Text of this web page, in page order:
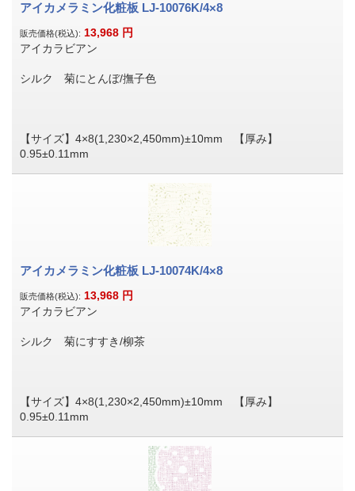
アイカメラミン化粧板 LJ-10076K/4×8
販売価格(税込): 13,968 円
アイカラビアン
シルク 菊にとんぼ/撫子色
【サイズ】4×8(1,230×2,450mm)±10mm 【厚み】
0.95±0.11mm
アイカメラミン化粧板 LJ-10074K/4×8
販売価格(税込): 13,968 円
アイカラビアン
シルク 菊にすすき/柳茶
【サイズ】4×8(1,230×2,450mm)±10mm 【厚み】
0.95±0.11mm